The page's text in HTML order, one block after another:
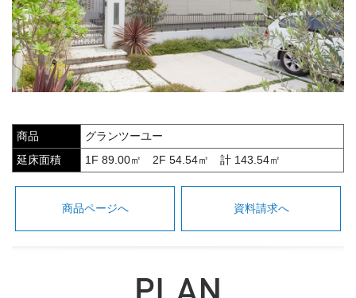
商品
グランツーユー
延床面積
1F 89.00㎡ 2F 54.54㎡ 計 143.54㎡
商品ページへ 資料請求へ